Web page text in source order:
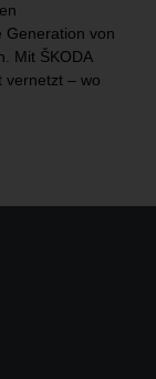
Generation von
Mit ŠKODA
vernetzt – wo